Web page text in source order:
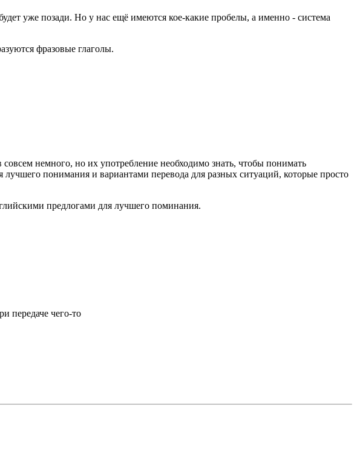
уже позади. Но у нас ещё имеются кое-какие пробелы, а именно - система
фразовые глаголы.
немного, но их употребление необходимо знать, чтобы понимать
понимания и вариантами перевода для разных ситуаций, которые просто
предлогами для лучшего поминания.
передаче чего-то